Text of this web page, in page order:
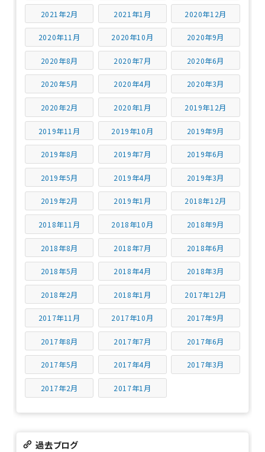
2021年2月 2021年1月 2020年12月
2020年11月 2020年10月 2020年9月
2020年8月 2020年7月 2020年6月
2020年5月 2020年4月 2020年3月
2020年2月 2020年1月 2019年12月
2019年11月 2019年10月 2019年9月
2019年8月 2019年7月 2019年6月
2019年5月 2019年4月 2019年3月
2019年2月 2019年1月 2018年12月
2018年11月 2018年10月 2018年9月
2018年8月 2018年7月 2018年6月
2018年5月 2018年4月 2018年3月
2018年2月 2018年1月 2017年12月
2017年11月 2017年10月 2017年9月
2017年8月 2017年7月 2017年6月
2017年5月 2017年4月 2017年3月
2017年2月 2017年1月
過去ブログ